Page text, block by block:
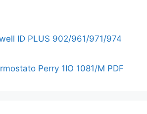
ID PLUS 902/961/971/974
Perry 1IO 1081/M PDF